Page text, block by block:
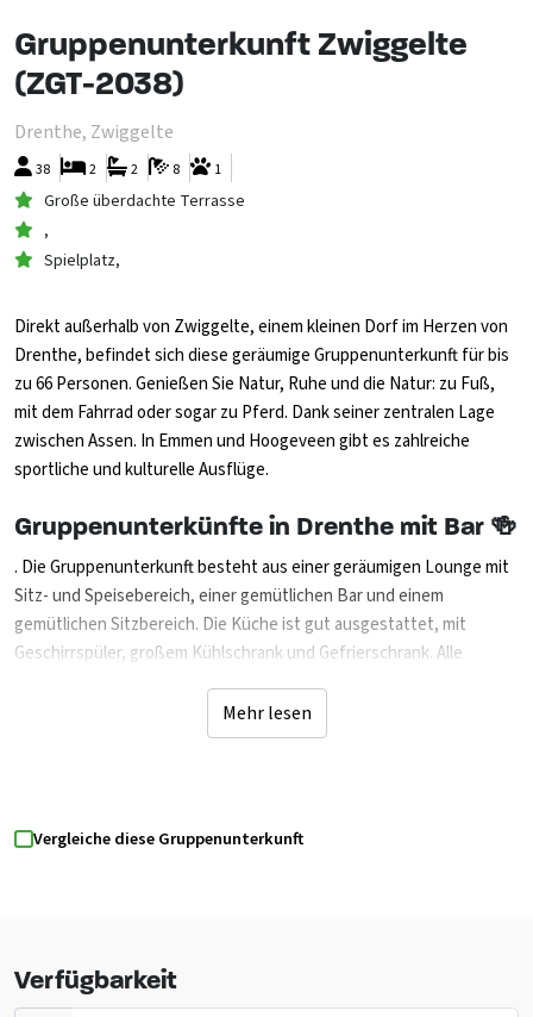
Gruppenunterkunft Zwiggelte
(ZGT-2038)
Drenthe, Zwiggelte
38 1
8
2
2
Große überdachte Terrasse
,
Spielplatz,
Direkt außerhalb von Zwiggelte, einem kleinen Dorf im Herzen von
Drenthe, befindet sich diese geräumige Gruppenunterkunft für bis
zu 66 Personen. Genießen Sie Natur, Ruhe und die Natur: zu Fuß,
mit dem Fahrrad oder sogar zu Pferd. Dank seiner zentralen Lage
zwischen Assen. In Emmen und Hoogeveen gibt es zahlreiche
sportliche und kulturelle Ausflüge.
Gruppenunterkünfte in Drenthe mit Bar 🍻
. Die Gruppenunterkunft besteht aus einer geräumigen Lounge mit
Sitz- und Speisebereich, einer gemütlichen Bar und einem
gemütlichen Sitzbereich. Die Küche ist gut ausgestattet, mit
Geschirrspüler, großem Kühlschrank und Gefrierschrank. Alle
WLAN beheizt. Du wirst in zwei großen Schlafsälen mit insgesamt
38 Betten schlafen, verteilt auf das zentrale Gebäude. Für größere
privaten sanitären Einrichtungen gebucht werden. Draußen wartet
eine überdachte Terrasse mit Grill und Blick auf das 2000 m² große
kann auf Anfrage organisiert werden, ideal für Gruppen, die nicht
auf öffentliche Verkehrsmittel angewiesen sind. Bringen Sie Ihren
Mehr lesen
Vergleiche diese Gruppenunterkunft
Verfügbarkeit